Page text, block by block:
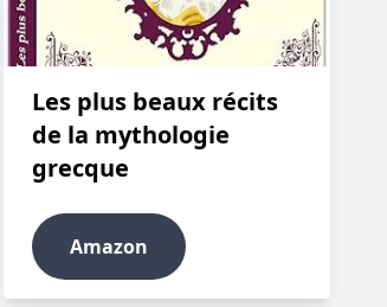
Les plus beaux récits
de la mythologie
grecque
Amazon